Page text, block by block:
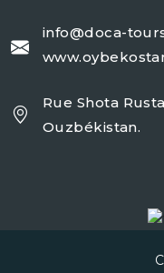
info@doca-
Rue Shota
Ouzbékistan.